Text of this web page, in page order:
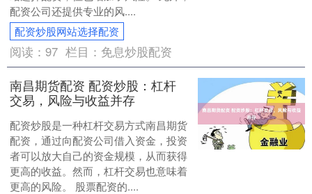
配资公司还提供专业的风....
配资炒股网站选择配资
阅读：97 栏目： 免息炒股配资
南昌期货配资 配资炒股：杠杆
交易，风险与收益并存
配资炒股是一种杠杆交易方式南昌期货
配资，通过向配资公司借入资金，投资
者可以放大自己的资金规模，从而获得
更高的收益。然而，杠杆交易也意味着
更高的风险。 股票配资的....